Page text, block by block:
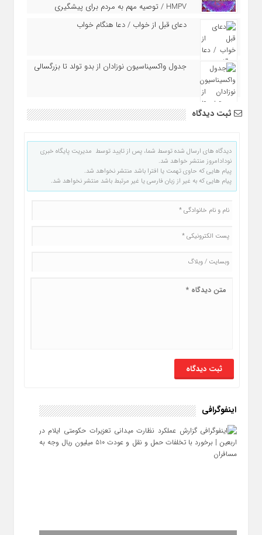
HMPV / توصیه مهم به مردم برای پیشگیری
دعای قبل از خواب / دعا هنگام خواب
جدول واکسیناسیون نوزادان از بدو تولد تا بزرگسالی
ثبت دیدگاه
دیدگاه های ارسال شده توسط شما، پس از تایید توسط مدیریت پایگاه خبری
نودادامروز منتشر خواهد شد.
پیام هایی که حاوی تهمت یا افترا باشد منتشر نخواهد شد.
پیام هایی که به غیر از زبان فارسی یا غیر مرتبط باشد منتشر نخواهد شد.
اینفوگرافی